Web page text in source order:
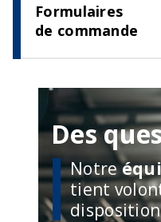
Formulaires
de commande
Des
Notre
tient